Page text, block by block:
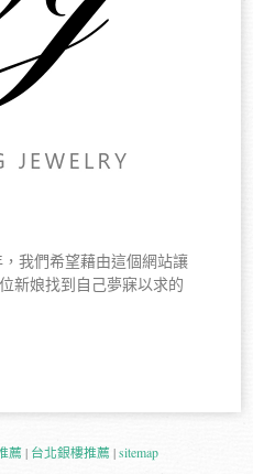
我們希望藉由這個網站讓
新娘找到自己夢寐以求的
薦| 台北銀樓推薦|sitemap